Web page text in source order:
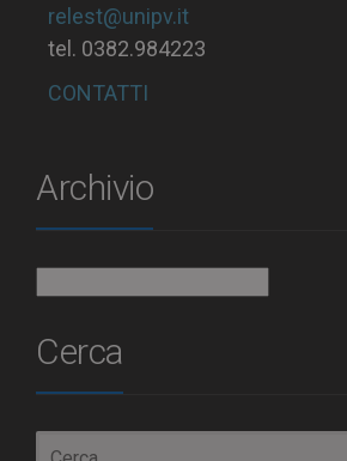
relest@unipv.it
tel. 0382.984223
CONTATTI
Archivio
Cerca